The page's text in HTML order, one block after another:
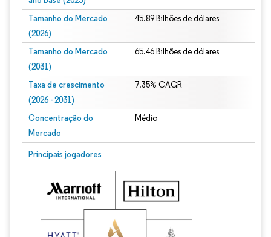
Tamanho do Mercado
(2026)
45.89 Bilhões de dólares
Tamanho do Mercado
(2031)
65.46 Bilhões de dólares
Taxa de crescimento
(2026 - 2031)
7.35% CAGR
Concentração do
Mercado
Médio
Principais jogadores
Imagem © Mordor Intelligence. O reuso requer atribuição conforme CC BY 4.0.